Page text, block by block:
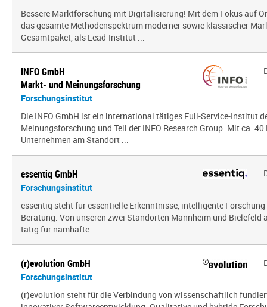
Bessere Marktforschung mit Digitalisierung! Mit dem Fokus auf
das gesamte Methodenspektrum moderner sowie klassischer
Gesamtpaket, als Lead-Institut ...
INFO GmbH
Markt- und Meinungsforschung
Forschungsinstitut
Die INFO GmbH ist ein international tätiges Full-Service-Institut
Meinungsforschung und Teil der INFO Research Group. Mit ca.
Unternehmen am Standort ...
essentiq GmbH
Forschungsinstitut
essentiq steht für essentielle Erkenntnisse, intelligente
Beratung. Von unseren zwei Standorten Mannheim und Bielefeld
tätig für namhafte ...
(r)evolution GmbH
Forschungsinstitut
(r)evolution steht für die Verbindung von wissenschaftlich